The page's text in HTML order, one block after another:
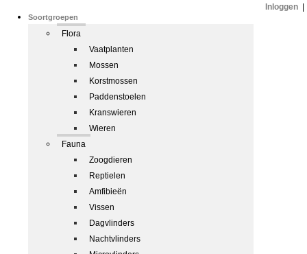
Soortgroepen
Flora
Vaatplanten
Mossen
Korstmossen
Paddenstoelen
Kranswieren
Wieren
Fauna
Zoogdieren
Reptielen
Amfibieën
Vissen
Dagvlinders
Nachtvlinders
Inloggen